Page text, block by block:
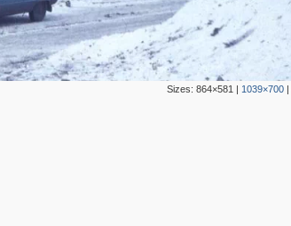
Sizes: 864×581 | 1039×700|